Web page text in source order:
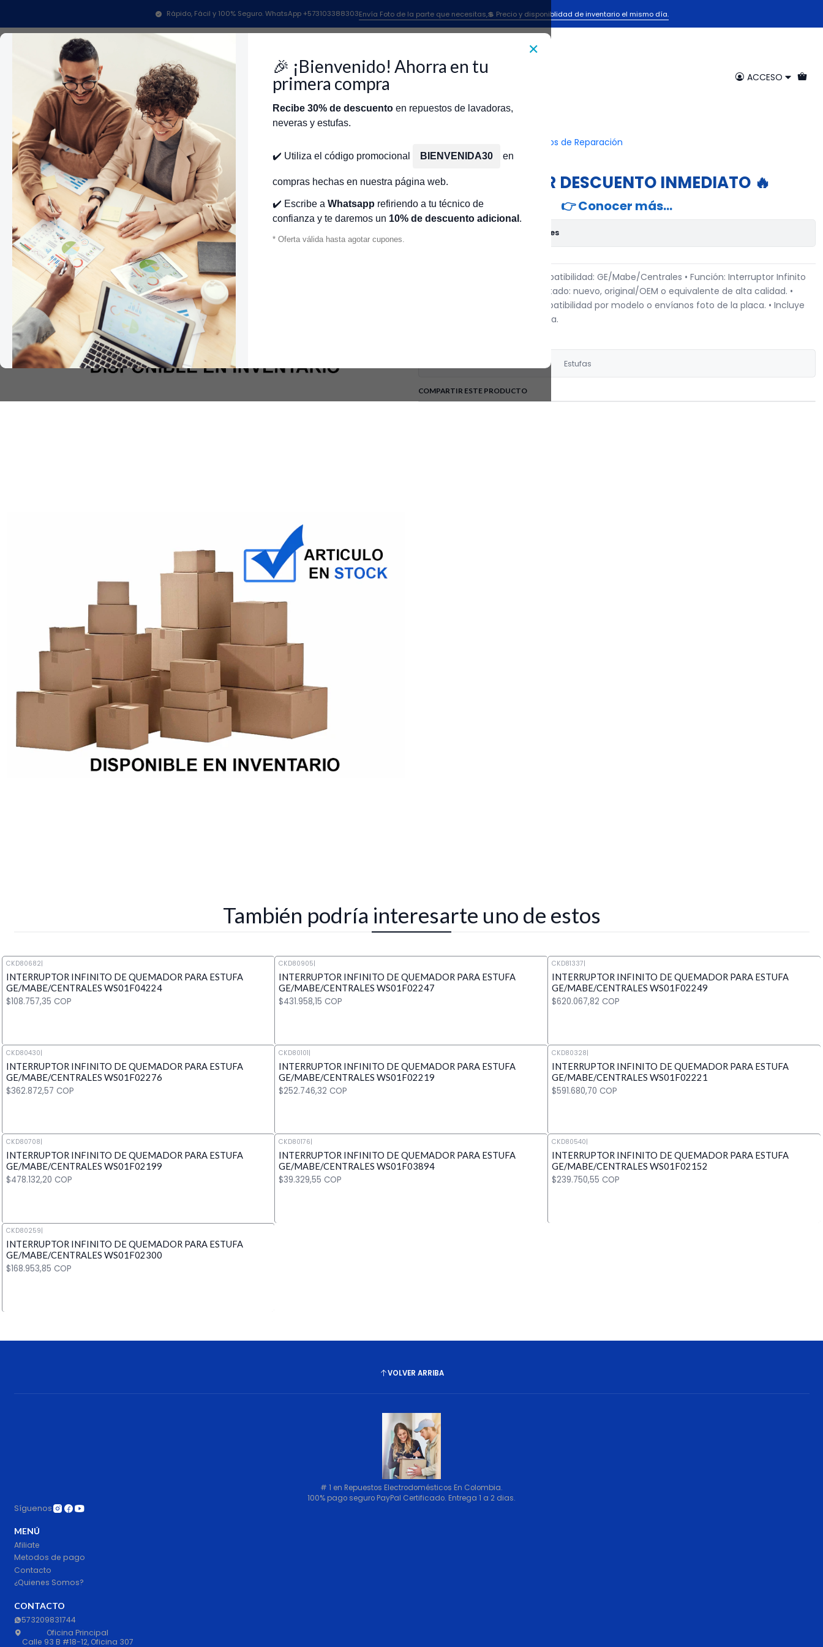
✕
🎉 ¡Bienvenido! Ahorra en tu
primera compra
Recibe 30% de descuento en repuestos de lavadoras,
neveras y estufas.
✔️ Utiliza el código promocional BIENVENIDA30 en
compras hechas en nuestra página web.
✔️ Escribe a Whatsapp refiriendo a tu técnico de
confianza y te daremos un 10% de descuento adicional .
* Oferta válida hasta agotar cupones.
ACCESO
Categorías Servicios de Reparación
Rápido, Fácil y 100% Seguro. WhatsApp +573103388303Envía Foto de la parte que necesitas,💲 Precio y disponiblidad de inventario el mismo día.
Inicio Tienda Interruptor Infinito de Quemador GE WS01F01248 para Estufa Eléctrica
Interruptor Infinito de Quemador GE
WS01F01248 para Estufa Eléctrica
Agregar a la lista de favoritos
🔥 OBTENER DESCUENTO INMEDIATO 🔥
👉 Conocer más…
Mostrar stock de ubicaciones
SKU: WS01F01248 • Marca/Compatibilidad: GE/Mabe/Centrales • Función: Interruptor Infinito
de Quemador para Estufa. • Estado: nuevo, original/OEM o equivalente de alta calidad. •
Recomendación: verifica compatibilidad por modelo o envíanos foto de la placa. • Incluye
factura. Envíos a todo Colombia.
Estufas
COMPARTIR ESTE PRODUCTO
También podría interesarte uno de estos
CKD80682|
INTERRUPTOR INFINITO DE QUEMADOR PARA ESTUFA
GE/MABE/CENTRALES WS01F04224
$108.757,35 COP
Cantidad
CKD80905|
INTERRUPTOR INFINITO DE QUEMADOR PARA ESTUFA
GE/MABE/CENTRALES WS01F02247
$431.958,15 COP
Cantidad
CKD81337|
INTERRUPTOR INFINITO DE QUEMADOR PARA ESTUFA
GE/MABE/CENTRALES WS01F02249
$620.067,82 COP
Cantidad
CKD80430|
INTERRUPTOR INFINITO DE QUEMADOR PARA ESTUFA
GE/MABE/CENTRALES WS01F02276
$362.872,57 COP
Cantidad
CKD80101|
INTERRUPTOR INFINITO DE QUEMADOR PARA ESTUFA
GE/MABE/CENTRALES WS01F02219
$252.746,32 COP
Cantidad
CKD80328|
INTERRUPTOR INFINITO DE QUEMADOR PARA ESTUFA
GE/MABE/CENTRALES WS01F02221
$591.680,70 COP
Cantidad
CKD80708|
INTERRUPTOR INFINITO DE QUEMADOR PARA ESTUFA
GE/MABE/CENTRALES WS01F02199
$478.132,20 COP
Cantidad
CKD80176|
INTERRUPTOR INFINITO DE QUEMADOR PARA ESTUFA
GE/MABE/CENTRALES WS01F03894
$39.329,55 COP
CKD80540|
INTERRUPTOR INFINITO DE QUEMADOR PARA ESTUFA
GE/MABE/CENTRALES WS01F02152
$239.750,55 COP
CKD80259|
INTERRUPTOR INFINITO DE QUEMADOR PARA ESTUFA
GE/MABE/CENTRALES WS01F02300
$168.953,85 COP
Cantidad
VOLVER ARRIBA
# 1 en Repuestos Electrodomésticos En Colombia.
100% pago seguro PayPal Certificado. Entrega 1 a 2 dias.
Síguenos
MENÚ
Afiliate
Metodos de pago
Contacto
¿Quienes Somos?
CONTACTO
573209831744
Oficina Principal
Calle 93 B #18-12, Oficina 307